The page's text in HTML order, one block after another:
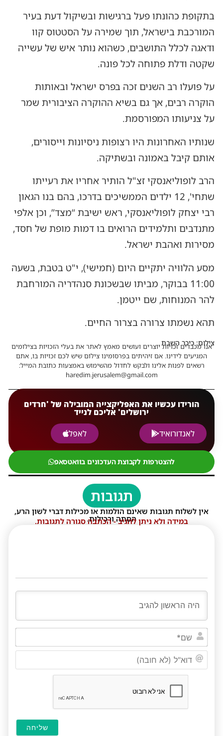
בתקופת כהונתו פעל ברגישות ובשיקול דעת בעיר
המורכבת בישראל, תוך שמירה על הסטטוס קוו
ודאגה לכלל התושבים, כשהוא נותר איש של עשייה
שקטה ודלת פתוחה לכל פונה.
על פועלו רב השנים זכה בפרס ישראל ובאותות
הוקרה רבים, אך גם בשיא ההוקרה הציבורית שמר
על צניעותו המפורסמת.
שנותיו האחרונות היו רצופות ניסיונות וייסורים,
אותם קיבל באמונה ובשתיקה.
הרב לופוליאנסקי זצ"ל הותיר אחריו את רעייתו
שתחי', 12 ילדים הממשיכים בדרכו, בהם בנו הגאון
רבי יצחק לופוליאנסקי, ראש ישיבת “מצד”, וכן אלפי
מתנדבים ותלמידים הרואים בו דמות מופת של חסד,
מסירות ואהבת ישראל.
מסע הלוויה יתקיים היום (חמישי), י"ט בטבת, בשעה
11:00 בבוקר, מביתו שבשכונת סנהדריה המורחבת
להר המנוחות, שם ייטמן.
תהא נשמתו צרורה בצרור החיים.
צילום: כיכר השבת
אנו מכבדים זכויות יוצרים ועושים מאמץ לאתר את בעלי הזכויות בצילומים
המגיעים לידינו. אם זיהיתים בפרסומינו צילום שיש לכם זכויות בו, אתם
רשאים לפנות אלינו ולבקש לחדול מהשימוש באמצעות כתובת המייל:
haredim.jerusalem@gmail.com
הורידו עכשיו את האפליקצייה המובילה של 'חרדים
ירושלים' אליכם לנייד
לאנדורואיד
לאפל
להצטרפות לקבוצת העדכונים בוואטסאפ
תגובות
אין לשלוח תגובות שאינם הולמות או מכילות דברי לשון הרע,
הסתה ורכילות.
במידה ולא ניתן להגיב - הכתבה סגורה לתגובות.